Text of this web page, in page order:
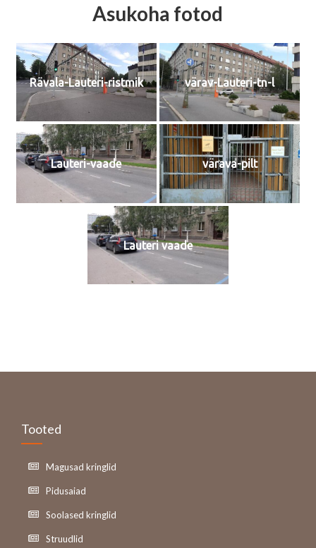
Asukoha fotod
Rävala-Lauteri-ristmik värav-Lauteri-tn-l
Lauteri-vaade värava-pilt
Lauteri vaade
Tooted
Magusad kringlid
Pidusaiad
Soolased kringlid
Struudlid